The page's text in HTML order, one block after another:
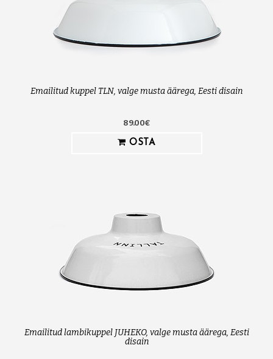
Emailitud kuppel TLN, valge musta äärega, Eesti disain
89.00€
OSTA
Emailitud lambikuppel JUHEKO, valge musta äärega, Eesti
disain